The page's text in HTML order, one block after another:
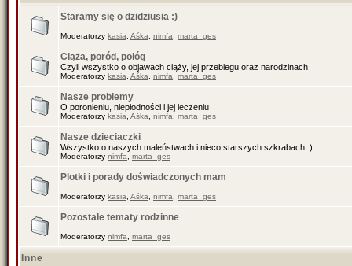
Staramy się o dzidziusia :)
Moderatorzy kasia Aśka nimfa marta_ges
Ciąża, poród, połóg
Czyli wszystko o objawach ciąży, jej przebiegu oraz narodzinach
Moderatorzy kasia Aśka nimfa marta_ges
Nasze problemy
O poronieniu, niepłodności i jej leczeniu
Moderatorzy kasia Aśka nimfa marta_ges
Nasze dzieciaczki
Wszystko o naszych maleństwach i nieco starszych szkrabach :)
Moderatorzy nimfa marta_ges
Plotki i porady doświadczonych mam
Moderatorzy kasia Aśka nimfa marta_ges
Pozostałe tematy rodzinne
Moderatorzy nimfa marta_ges
Inne